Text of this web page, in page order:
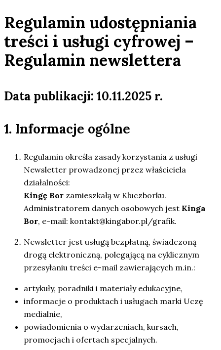
Regulamin udostępniania
treści i usługi cyfrowej –
Regulamin newslettera
Data publikacji: 10.11.2025 r.
1. Informacje ogólne
Regulamin określa zasady korzystania z usługi
Newsletter prowadzonej przez właściciela
działalności:
Kingę Bor zamieszkałą w Kluczborku.
Administratorem danych osobowych jest Kinga
Bor, e-mail: kontakt@kingabor.pl/grafik.
Newsletter jest usługą bezpłatną, świadczoną
drogą elektroniczną, polegającą na cyklicznym
przesyłaniu treści e-mail zawierających m.in.:
artykuły, poradniki i materiały edukacyjne,
informacje o produktach i usługach marki Uczę
medialnie,
powiadomienia o wydarzeniach, kursach,
promocjach i ofertach specjalnych.